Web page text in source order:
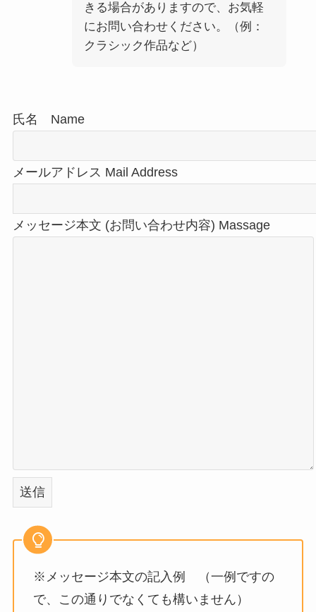
きる場合がありますので、お気軽
にお問い合わせください。（例：
クラシック作品など）
氏名 Name
メールアドレス Mail Address
メッセージ本文 (お問い合わせ内容) Massage
※メッセージ本文の記入例 （一例ですの
で、この通りでなくても構いません）